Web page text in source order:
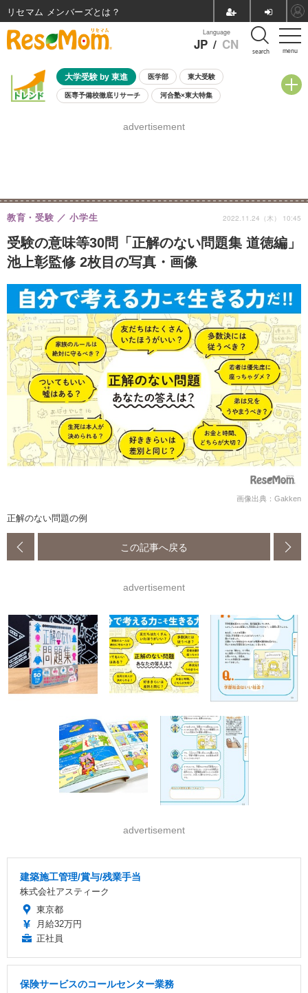
menu
Language
JP / CN search
大学受験 by 東進 医学部 東大受験
医専予備校徹底リサーチ 河合塾×東大特集
8月開催学校説明会・相談会
advertisement
受験の意味等30問「正解のない問題集 道徳編」
池上彰監修 2枚目の写真・画像
教育・受験 小学生 2022.11.24（木） 10:45
画像出典：Gakken
正解のない問題の例
この記事へ戻る
advertisement
advertisement
建築施工管理/賞与/残業手当
株式会社アスティーク
東京都
月給32万円
正社員
保険サービスのコールセンター業務
リセマム メンバーズ